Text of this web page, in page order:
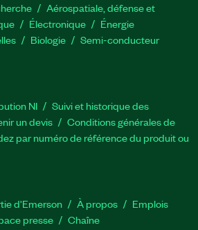
Aérospatiale, défense et
Électronique
Énergie​
Biologie
Semi-conducteur
NI
Suivi et historique des
un devis
Conditions générales de
par numéro de référence du produit ou
d'Emerson À propos
Emplois
presse
Chaîne